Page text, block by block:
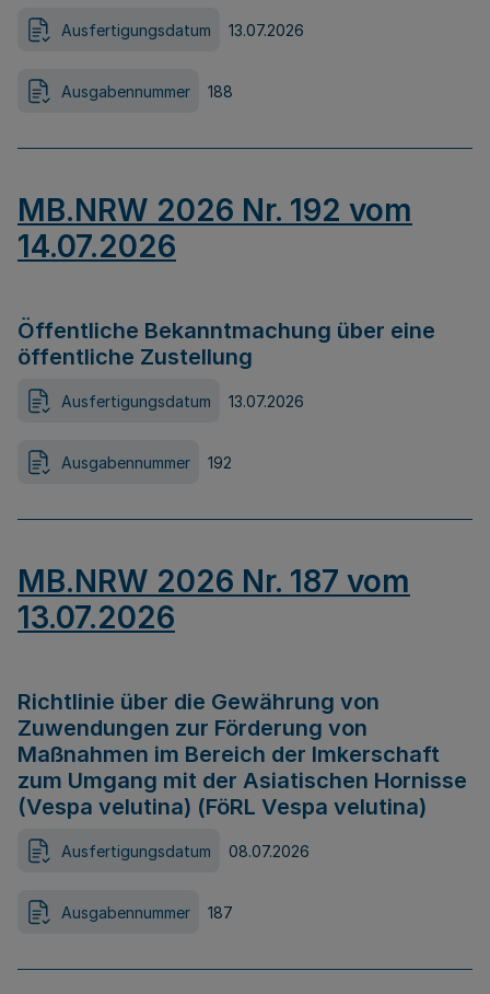
Ausfertigungsdatum 13.07.2026
Ausgabennummer 188
MB.NRW 2026 Nr. 192 vom
14.07.2026
Öffentliche Bekanntmachung über eine
öffentliche Zustellung
Ausfertigungsdatum 13.07.2026
Ausgabennummer 192
MB.NRW 2026 Nr. 187 vom
13.07.2026
Richtlinie über die Gewährung von
Zuwendungen zur Förderung von
Maßnahmen im Bereich der Imkerschaft
zum Umgang mit der Asiatischen Hornisse
(Vespa velutina) (FöRL Vespa velutina)
Ausfertigungsdatum 08.07.2026
Ausgabennummer 187